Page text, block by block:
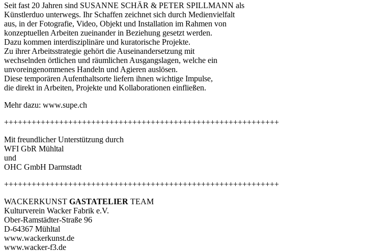
Seit fast 20 Jahren sind SUSANNE SCHÄR & PETER SPILLMANN als
Künstlerduo unterwegs. Ihr Schaffen zeichnet sich durch Medienvielfalt
aus, in der Fotografie, Video, Objekt und Installation im Rahmen von
konzeptuellen Arbeiten zueinander in Beziehung gesetzt werden.
Dazu kommen interdisziplinäre und kuratorische Projekte.
Zu ihrer Arbeitsstrategie gehört die Auseinandersetzung mit
wechselnden örtlichen und räumlichen Ausgangslagen, welche ein
unvoreingenommenes Handeln und Agieren auslösen.
Diese temporären Aufenthaltsorte liefern ihnen wichtige Impulse,
die direkt in Arbeiten, Projekte und Kollaborationen einfließen.
Mehr dazu: www.supe.ch
++++++++++++++++++++++++++++++++++++++++++++++++++++++++++++
Mit freundlicher Unterstützung durch
WFI GbR Mühltal
und
OHC GmbH Darmstadt
++++++++++++++++++++++++++++++++++++++++++++++++++++++++++++
WACKERKUNST GASTATELIER TEAM
Kulturverein Wacker Fabrik e.V.
Ober-Ramstädter-Straße 96
D-64367 Mühltal
www.wackerkunst.de
www.wacker-f3.de